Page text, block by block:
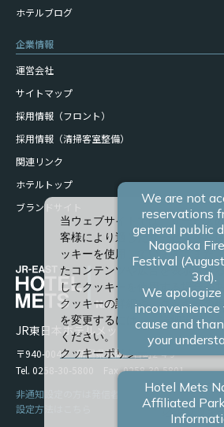
ホテルブログ
企業情報
運営会社
サイトマップ
採用情報（フロント）
採用情報（清掃客室整備）
関連リンク
ホテルトップ
ブランドサイト
JR東日本ホテルメッツ 長岡
〒940-0048 新潟県長岡市台町2-4-9
Tel. 0258-30-5800 Fax. 0258-30-5801
非通知設定の方は発信者番号を設定の上お電話
設定方法はこちら
当ウェブサイトでは、サービス
客様により適したサービスを提
ッキーを使用しています。また
たコンテンツや広告を表示させ
してクッキーを使用する場合があ
クッキーの詳細や、クッキーの
を変更するには、「詳細設定」
ください。
クッキーポリシー
すべて
必須クッキ